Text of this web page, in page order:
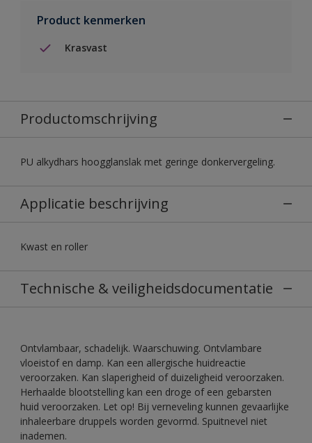
Product kenmerken
Krasvast
Productomschrijving
PU alkydhars hoogglanslak met geringe donkervergeling.
Applicatie beschrijving
Kwast en roller
Technische & veiligheidsdocumentatie
Ontvlambaar, schadelijk. Waarschuwing. Ontvlambare
vloeistof en damp. Kan een allergische huidreactie
veroorzaken. Kan slaperigheid of duizeligheid veroorzaken.
Herhaalde blootstelling kan een droge of een gebarsten
huid veroorzaken. Let op! Bij verneveling kunnen gevaarlijke
inhaleerbare druppels worden gevormd. Spuitnevel niet
inademen.